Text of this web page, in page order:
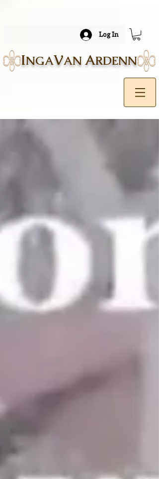
Log In
INGAVAN ARDENN